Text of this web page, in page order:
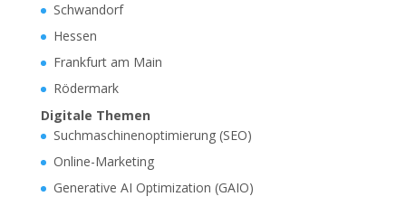
Schwandorf
Hessen
Frankfurt am Main
Rödermark
Digitale Themen
Suchmaschinenoptimierung (SEO)
Online-Marketing
Generative AI Optimization (GAIO)